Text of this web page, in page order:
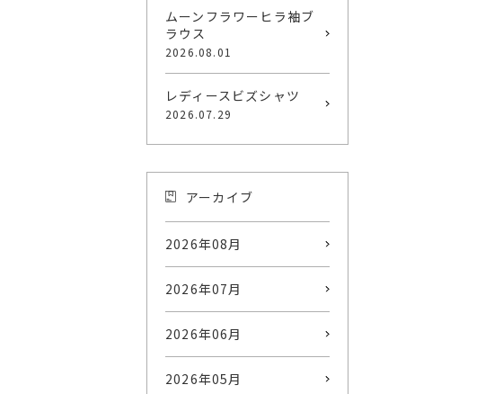
ムーンフラワーヒラ袖ブ
ラウス
2026.08.01
レディースビズシャツ
2026.07.29
アーカイブ
2026年08月
2026年07月
2026年06月
2026年05月